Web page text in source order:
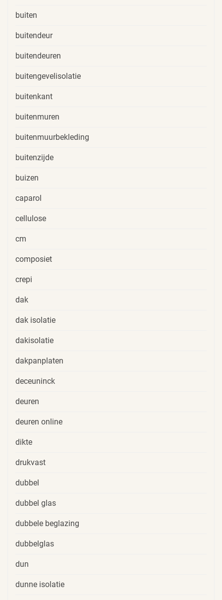
buiten
buitendeur
buitendeuren
buitengevelisolatie
buitenkant
buitenmuren
buitenmuurbekleding
buitenzijde
buizen
caparol
cellulose
cm
composiet
crepi
dak
dak isolatie
dakisolatie
dakpanplaten
deceuninck
deuren
deuren online
dikte
drukvast
dubbel
dubbel glas
dubbele beglazing
dubbelglas
dun
dunne isolatie